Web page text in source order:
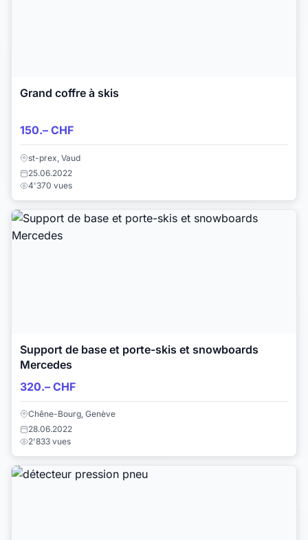
Grand coffre à skis
150.– CHF
st-prex, Vaud
25.06.2022
4'370 vues
Support de base et porte-skis et snowboards
Mercedes
320.– CHF
Chêne-Bourg, Genève
28.06.2022
2'833 vues